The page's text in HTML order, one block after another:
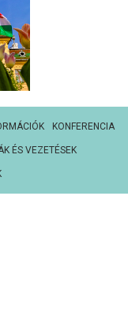
KONFERENCIA
ÉS VEZETÉSEK